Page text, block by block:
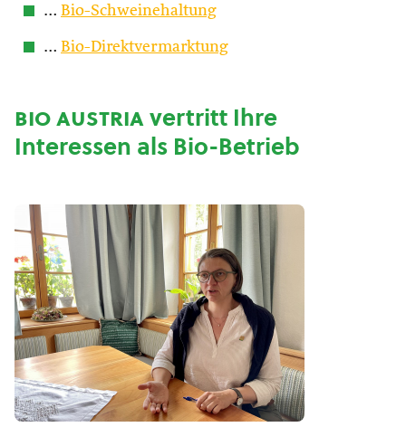
… Bio-Schweinehaltung
… Bio-Direktvermarktung
bio austriavertritt Ihre
Interessen als Bio-Betrieb